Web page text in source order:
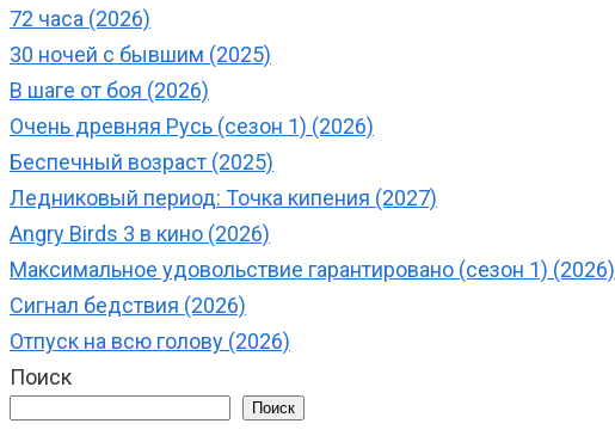
72 часа (2026)
30 ночей с бывшим (2025)
В шаге от боя (2026)
Очень древняя Русь (сезон 1) (2026)
Беспечный возраст (2025)
Ледниковый период: Точка кипения (2027)
Angry Birds 3 в кино (2026)
Максимальное удовольствие гарантировано (сезон 1) (2026)
Сигнал бедствия (2026)
Отпуск на всю голову (2026)
Поиск
Поиск